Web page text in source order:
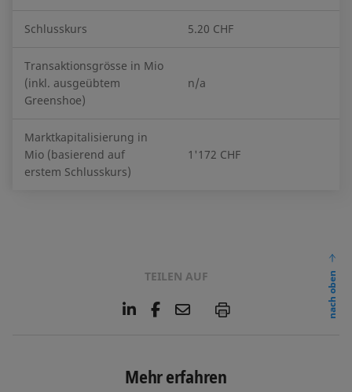
Schlusskurs 5.20 CHF
Transaktionsgrösse in Mio
(inkl. ausgeübtem
Greenshoe)
n/a
Marktkapitalisierung in
Mio (basierend auf
erstem Schlusskurs)
1'172 CHF
TEILEN AUF
L
e
d
F
o
E
l
P
nach oben
Mehr erfahren